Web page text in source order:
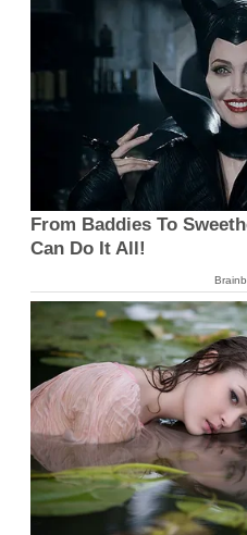
From Baddies To
Can Do It All!